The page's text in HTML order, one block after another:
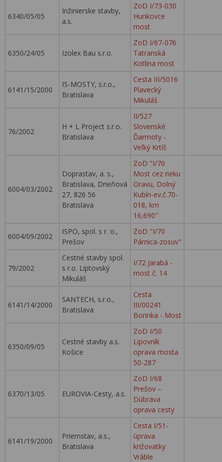
6340/05/05
Inžinierske stavby,
a.s.
ZoD I/73-030
Hunkovce
most
6350/24/05 Izolex Bau s.r.o.
ZoD I/67-076
Tatranská
Kotlina most
6141/15/2000
IS-MOSTY, s.r.o.,
Bratislava
Cesta III/5016
Plavecký
Mikuláš
76/2002
H + L Project s.r.o.
Bratislava
II/527
Slovenské
Ďarmoty -
Veľký Krtíš
6004/03/2002
Doprastav, a. s.,
Bratislava, Drieňová
27, 826 56
Bratislava
ZoD "I/70
Most cez rieku
Oravu, Dolný
Kubín-ev.č.70-
018, km
16,690"
6004/09/2002
ISPO, spol. s r. o.,
Prešov
ZoD "I/70
Párnica-zosuv"
79/2002
Cestné stavby spol.
s r.o. Liptovský
Mikuláš
I/72 Jarabá -
most č. 14
6141/14/2000
SANTECH, s.r.o.,
Bratislava
Cesta
III/00241
Borinka - Most
6350/09/05
Cestné stavby a.s.
Košice
ZoD I/50
Lipovník
oprava mosta
50-287
6370/13/05 EUROVIA-Cesty, a.s.
ZoD I/68
Prešov –
Dúbrava
oprava cesty
6141/19/2000
Priemstav, a.s.,
Bratislava
Cesta I/51-
úprava
križovatky
Vráble